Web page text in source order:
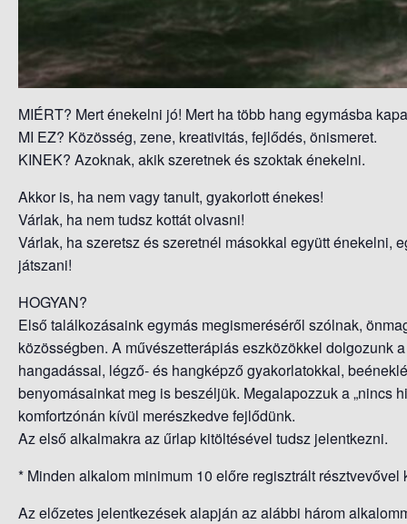
MIÉRT? Mert énekelni jó! Mert ha több hang egymásba
MI EZ? Közösség, zene, kreativitás, fejlődés, önismeret.
KINEK? Azoknak, akik szeretnek és szoktak énekelni.
Akkor is, ha nem vagy tanult, gyakorlott énekes!
Várlak, ha nem tudsz kottát olvasni!
Várlak, ha szeretsz és szeretnél másokkal együtt énekelni,
játszani!
HOGYAN?
Első találkozásaink egymás megismeréséről szólnak,
közösségben. A művészetterápiás eszközökkel dolgozunk
hangadással, légző- és hangképző gyakorlatokkal,
benyomásainkat meg is beszéljük. Megalapozzuk a „nincs
komfortzónán kívül merészkedve fejlődünk.
Az első alkalmakra az űrlap kitöltésével tudsz jelentkezni.
* Minden alkalom minimum 10 előre regisztrált résztvevővel
Az előzetes jelentkezések alapján az alábbi három